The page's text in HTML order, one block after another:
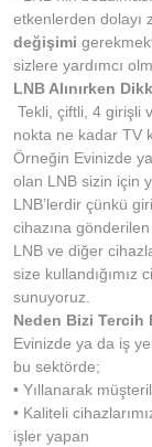
etkenlerden dolayı
değişimi
sizlere yardımcı
LNB Alınırken
Tekli, çiftli, 4 girişli
nokta ne kadar TV
Örneğin Evinizde
olan LNB sizin için
LNB’lerdir çünkü
cihazına
LNB ve diğer
size
sunuyoruz.
Neden Bizi Tercih
Evinizde ya da iş
bu sektörde;
• Yıllanarak
• Kaliteli
işler yapan